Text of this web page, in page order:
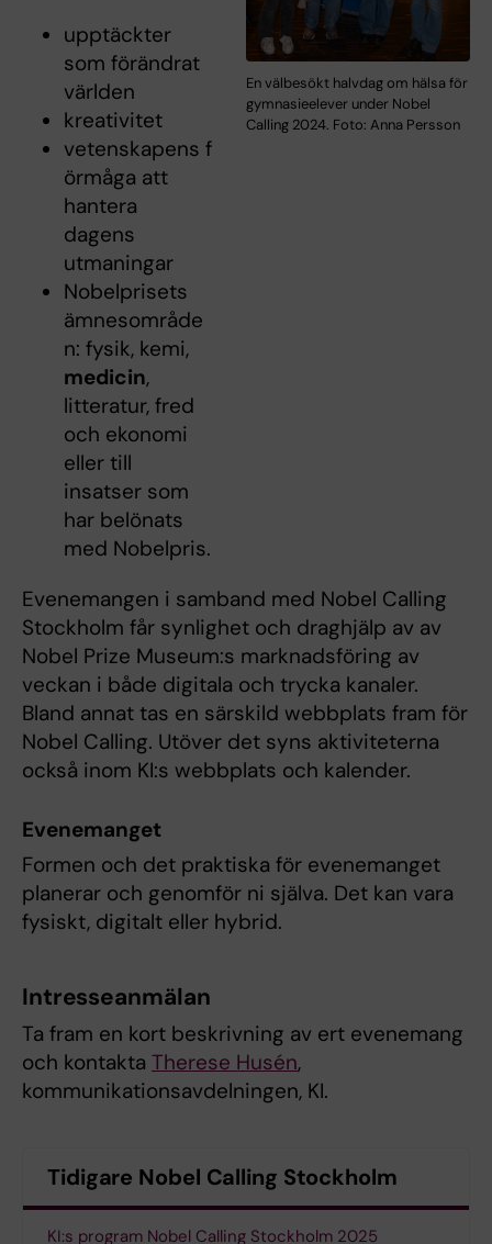
En välbesökt halvdag om hälsa för
gymnasieelever under Nobel
Calling 2024. Foto: Anna Persson
upptäckter
som förändrat
världen
kreativitet
vetenskapens f
örmåga att
hantera
dagens
utmaningar
Nobelprisets
ämnesområde
n: fysik, kemi,
medicin,
litteratur, fred
och ekonomi
eller till
insatser som
har belönats
med Nobelpris.
Evenemangen i samband med Nobel Calling
Stockholm får synlighet och draghjälp av av
Nobel Prize Museum:s marknadsföring av
veckan i både digitala och trycka kanaler.
Bland annat tas en särskild webbplats fram för
Nobel Calling. Utöver det syns aktiviteterna
också inom KI:s webbplats och kalender.
Evenemanget
Formen och det praktiska för evenemanget
planerar och genomför ni själva. Det kan vara
fysiskt, digitalt eller hybrid.
Intresseanmälan
Ta fram en kort beskrivning av ert evenemang
och kontakta Therese Husén,
kommunikationsavdelningen, KI.
Tidigare Nobel Calling Stockholm
KI:s program Nobel Calling Stockholm 2025